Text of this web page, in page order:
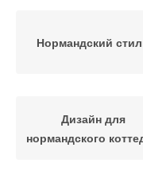
Нормандский
Дизайн для
нормандского